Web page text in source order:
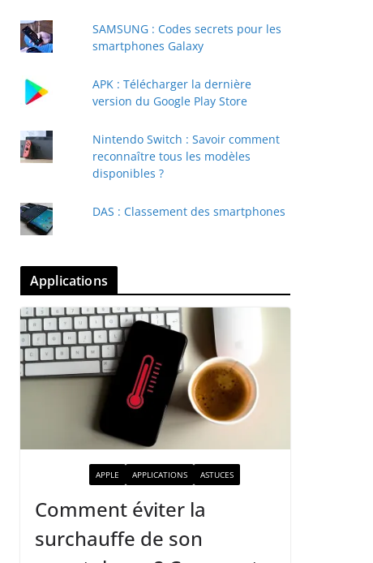
SAMSUNG : Codes secrets pour les
smartphones Galaxy
APK : Télécharger la dernière
version du Google Play Store
Nintendo Switch : Savoir comment
reconnaître tous les modèles
disponibles ?
DAS : Classement des smartphones
Applications
APPLE APPLICATIONS ASTUCES
Comment éviter la
surchauffe de son